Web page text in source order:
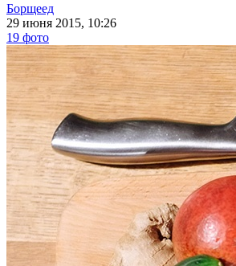
Борщеед
29 июня 2015, 10:26
19 фото